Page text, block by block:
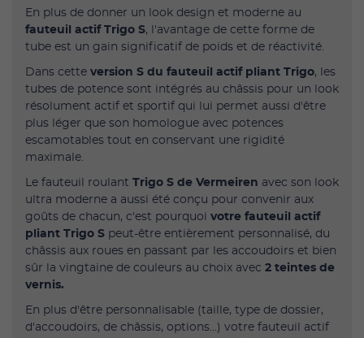
En plus de donner un look design et moderne au
fauteuil actif Trigo S, l'avantage de cette forme de
tube est un gain significatif de poids et de réactivité.
Dans cette version S du fauteuil actif pliant Trigo, les
tubes de potence sont intégrés au châssis pour un look
résolument actif et sportif qui lui permet aussi d'être
plus léger que son homologue avec potences
escamotables tout en conservant une rigidité
maximale.
Le fauteuil roulant Trigo S de Vermeiren avec son look
ultra moderne a aussi été conçu pour convenir aux
goûts de chacun, c'est pourquoi votre fauteuil actif
pliant Trigo S peut-être entièrement personnalisé, du
châssis aux roues en passant par les accoudoirs et bien
sûr la vingtaine de couleurs au choix avec 2 teintes de
vernis.
En plus d'être personnalisable (taille, type de dossier,
d'accoudoirs, de châssis, options...) votre fauteuil actif